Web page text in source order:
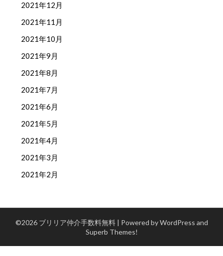
2021年12月
2021年11月
2021年10月
2021年9月
2021年8月
2021年7月
2021年6月
2021年5月
2021年4月
2021年3月
2021年2月
©2026 ブリリア仲介手数料無料 | Powered by WordPress and
Superb Themes!